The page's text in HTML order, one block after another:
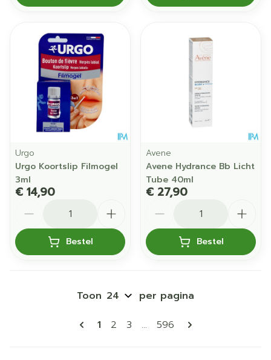
Urgo
Urgo Koortslip Filmogel
3ml
€ 14,90
Bestel
Avene
Avene Hydrance Bb Licht
Tube 40ml
€ 27,90
Bestel
Pagina's
U lees momenteel pagina
1 Pagina
2 Pagina
3 ... Pagina
596
Toon per pagina